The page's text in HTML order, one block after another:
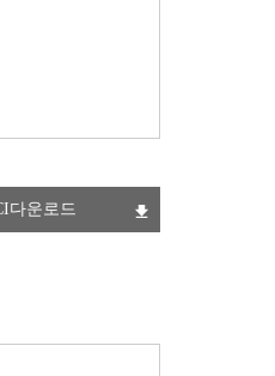
다운로드